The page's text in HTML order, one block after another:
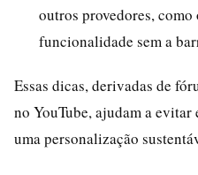
outros provedores,
funcionalidade sem a
Essas dicas, derivadas de
no YouTube, ajudam a
uma personalização